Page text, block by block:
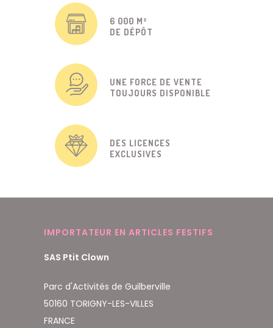
6 000 M²
DE DÉPÔT
UNE FORCE DE VENTE
TOUJOURS DISPONIBLE
DES LICENCES
EXCLUSIVES
IMPORTATEUR EN ARTICLES FESTIFS
SAS Ptit Clown
Parc d'Activités de Guilberville
50160 TORIGNY-LES-VILLES
FRANCE